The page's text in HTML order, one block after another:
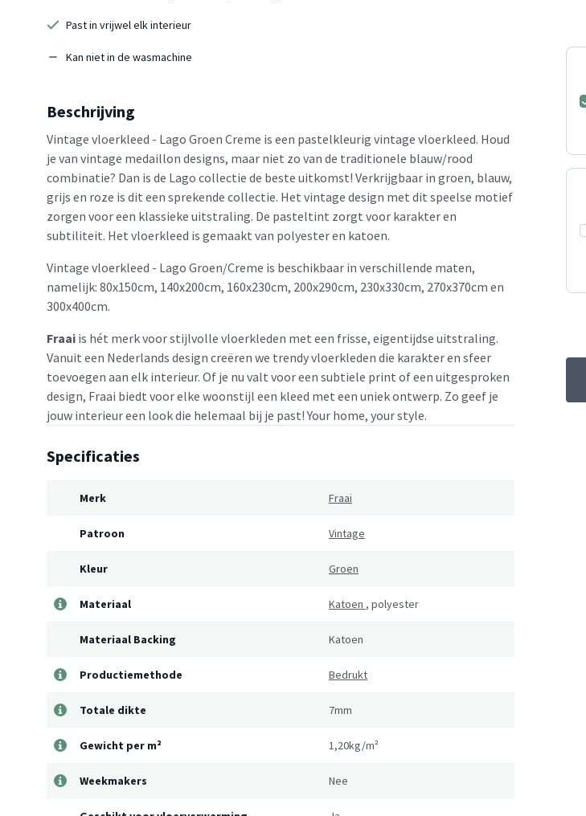
Past in vrijwel elk interieur
Kan niet in de wasmachine
Beschrijving
Vintage vloerkleed - Lago Groen Creme is een pastelkleurig vintage vloerkleed. Houd
je van vintage medaillon designs, maar niet zo van de traditionele blauw/rood
combinatie? Dan is de Lago collectie de beste uitkomst! Verkrijgbaar in groen, blauw,
grijs en roze is dit een sprekende collectie. Het vintage design met dit speelse motief
zorgen voor een klassieke uitstraling. De pasteltint zorgt voor karakter en
subtiliteit. Het vloerkleed is gemaakt van polyester en katoen.
Vintage vloerkleed - Lago Groen/Creme is beschikbaar in verschillende maten,
namelijk: 80x150cm, 140x200cm, 160x230cm, 200x290cm, 230x330cm, 270x370cm en
300x400cm.
Fraai is hét merk voor stijlvolle vloerkleden met een frisse, eigentijdse uitstraling.
Vanuit een Nederlands design creëren we trendy vloerkleden die karakter en sfeer
toevoegen aan elk interieur. Of je nu valt voor een subtiele print of een uitgesproken
design, Fraai biedt voor elke woonstijl een kleed met een uniek ontwerp. Zo geef je
jouw interieur een look die helemaal bij je past! Your home, your style.
Specificaties
Merk Fraai
Patroon Vintage
Kleur Groen
Materiaal Katoen , polyester
Materiaal Backing Katoen
Productiemethode Bedrukt
Totale dikte 7mm
Gewicht per m² 1,20kg/m²
Weekmakers Nee